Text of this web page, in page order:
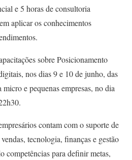
e 5 horas de consultoria
aplicar os conhecimentos
sobre Posicionamento
nos dias 9 e 10 de junho, das
e pequenas empresas, no dia
contam com o suporte de
tecnologia, finanças e gestão
competências para definir metas,